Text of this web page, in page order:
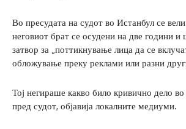
Во пресудата на судот во Истанбул се
неговиот брат се осудени на две години и
затвор за „поттикнување лица да се
обложување преку реклами или разни
Тој негираше какво било кривично дело во
пред судот, објавија локалните медиуми.